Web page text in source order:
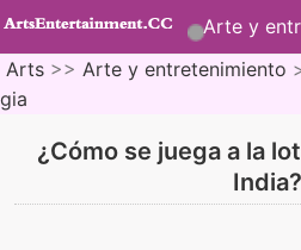
Arte y
Arts >> Arte y entretenimiento
gia
¿Cómo se juega a la
India?